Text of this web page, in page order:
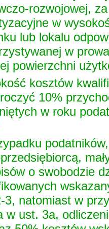
rozwojowej,
w
lub lokalu
w
powierzchni
kosztów
10%
w roku
o swobodzie
3, natomiast w
w ust. 3a,